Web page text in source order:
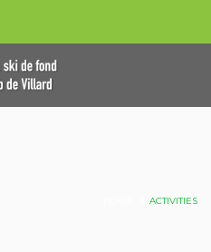
ACTIVITIES